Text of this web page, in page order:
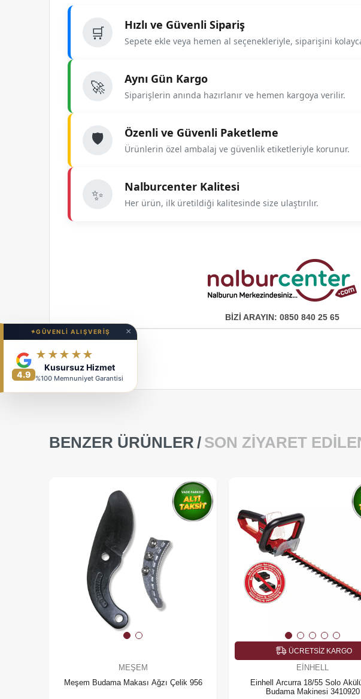
×
✦GÜVENLİ ALIŞVERİŞ
4.9
★★★★★
Kusursuz Hizmet
%100 Memnuniyet Garantisi
🛒 Hızlı ve Güvenli Sipariş
Sepete ekle veya hemen al seçenekleriyle, siparişini
🚀 Aynı Gün Kargo
Siparişlerin anında hazırlanır ve hemen kargoya verilir.
🛡️ Özenli ve Güvenli Paketleme
Ürünlerin özel ambalaj ve güvenlik etiketleriyle korunur.
✨ Nalburcenter Kalitesi
Her ürün, ilk üretildiği kalitesinde size ulaştırılır.
BİZİ ARAYIN: 0850 840 25 65
BENZER ÜRÜNLER SON ZIYARET
MEŞEM
Meşem Budama Makası Ağzı Çelik 956
ÜCRETSIZ KARGO
EINHELL
Einhell Arcurra 18/55 Solo
Budama Makinesi 3410920